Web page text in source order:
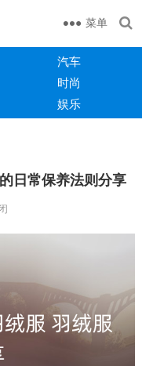
菜单
汽车
时尚
娱乐
日常保养法则分享